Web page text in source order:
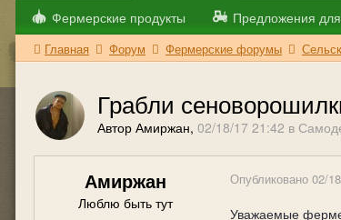
Фермерские продукты Предложения
Главная Форум Фермерские форумы
Грабли
Автор Амиржан, 02/18/17 21:42 в
Амиржан
Люблю быть тут
Опубликовано 02/
Уважаемые